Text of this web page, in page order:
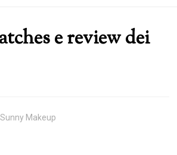
e review dei
Sunny Makeup